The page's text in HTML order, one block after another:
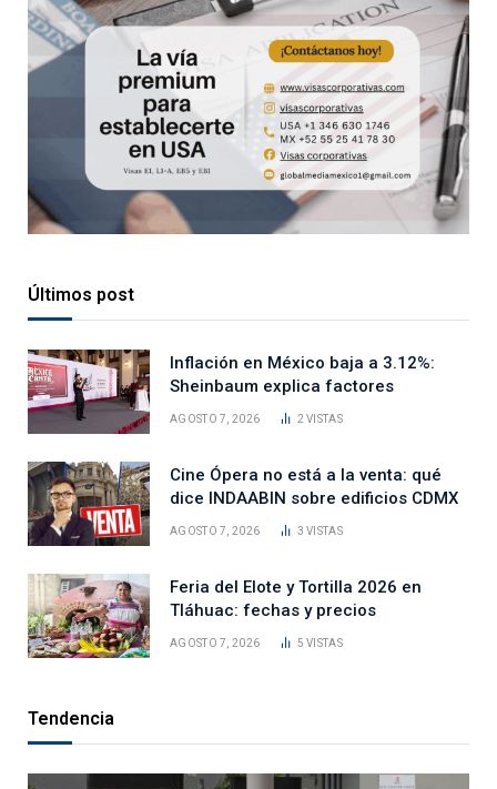
Últimos post
Inflación en México baja a 3.12%:
Sheinbaum explica factores
AGOSTO 7, 2026 2VISTAS
Cine Ópera no está a la venta: qué
dice INDAABIN sobre edificios CDMX
AGOSTO 7, 2026 3VISTAS
Feria del Elote y Tortilla 2026 en
Tláhuac: fechas y precios
AGOSTO 7, 2026 5VISTAS
Tendencia